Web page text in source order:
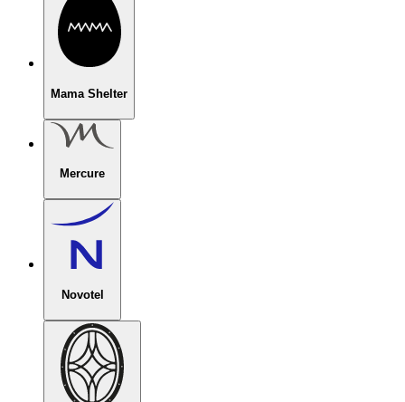
Mama Shelter
Mercure
Novotel